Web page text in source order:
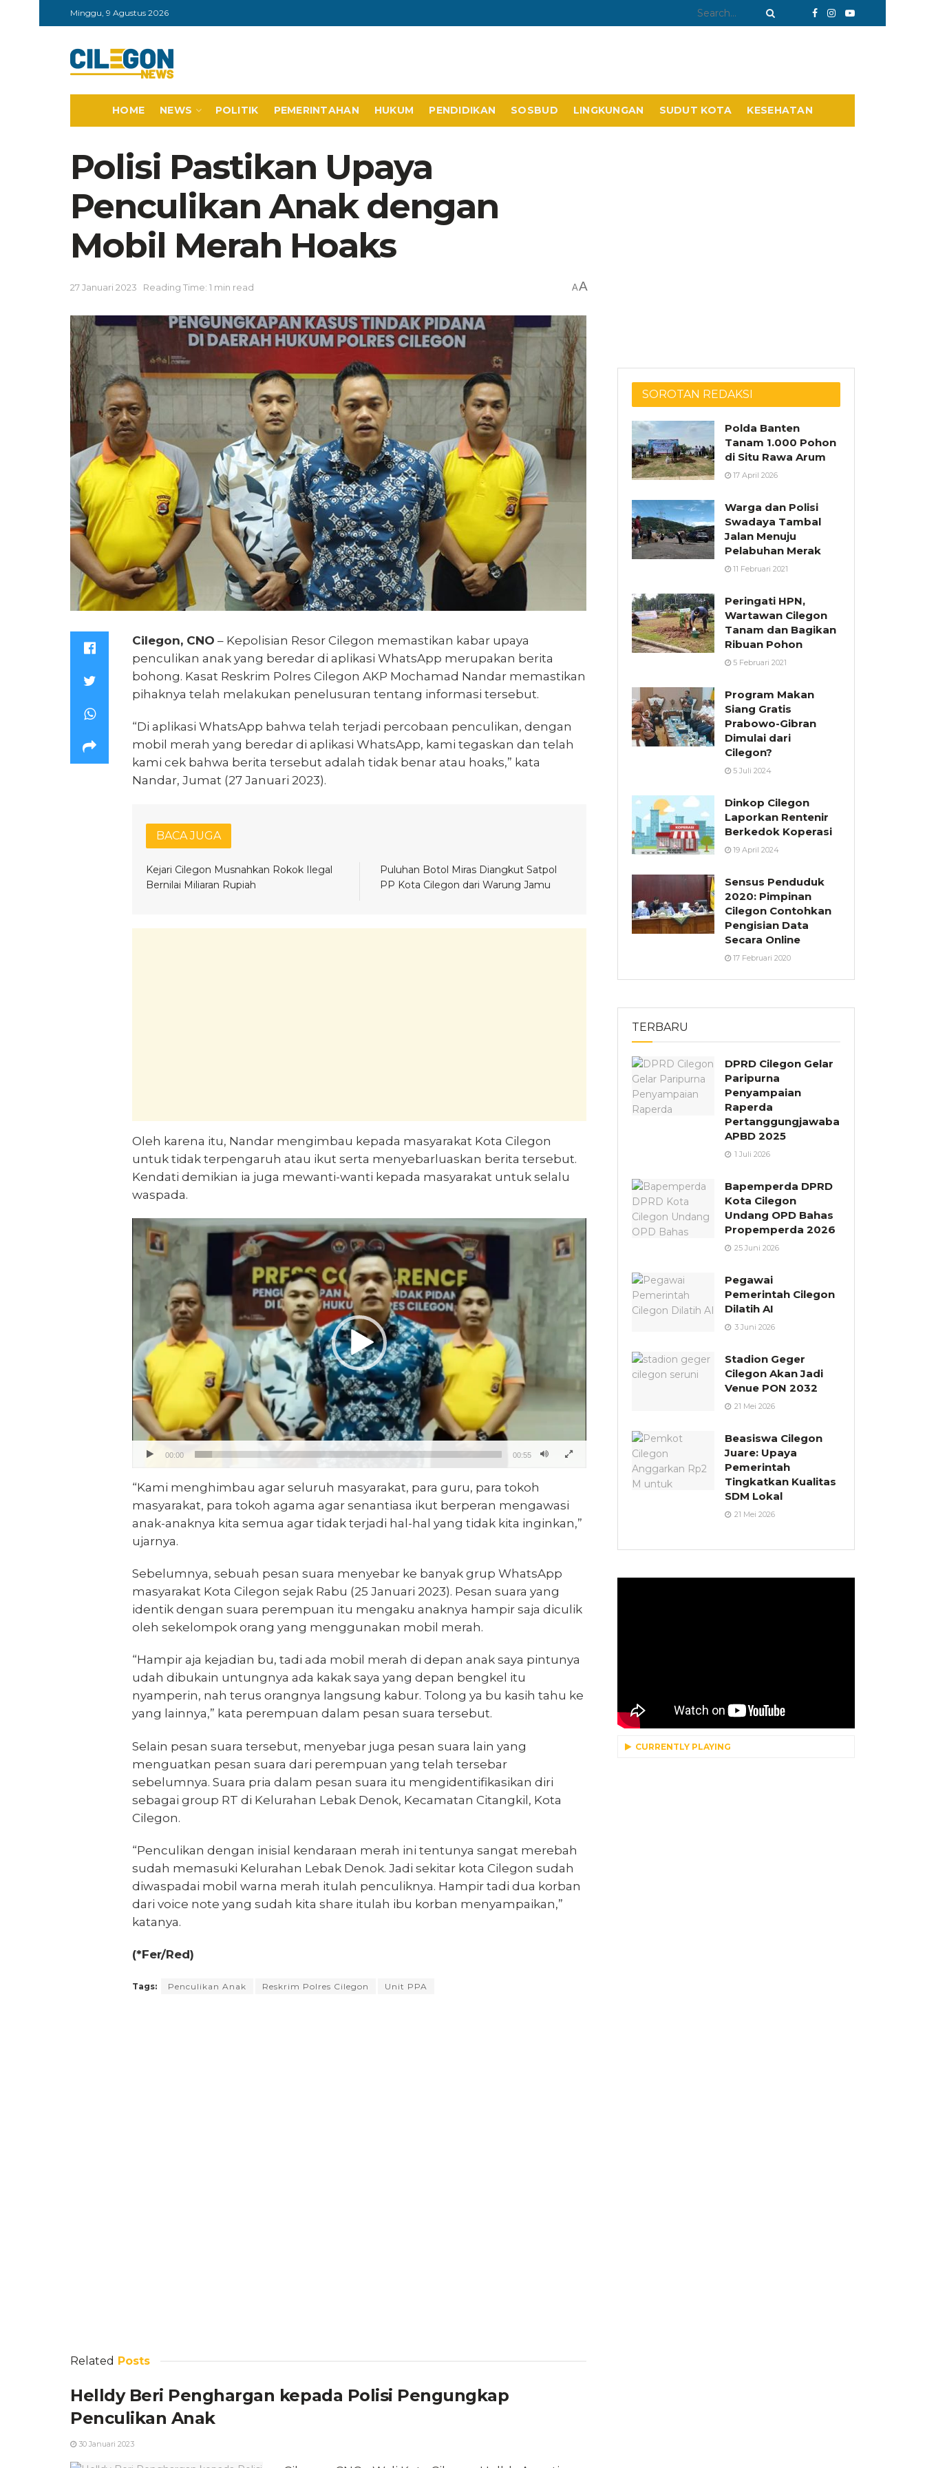
Minggu, 9 Agustus 2026
HOME NEWS POLITIK PEMERINTAHAN HUKUM PENDIDIKAN SOSBUD LINGKUNGAN SUDUT KOTA KESEHATAN
Polisi Pastikan Upaya
Penculikan Anak dengan
Mobil Merah Hoaks
27 Januari 2023 Reading Time: 1 min read AA
Cilegon, CNO – Kepolisian Resor Cilegon memastikan kabar upaya
penculikan anak yang beredar di aplikasi WhatsApp merupakan berita
bohong. Kasat Reskrim Polres Cilegon AKP Mochamad Nandar memastikan
pihaknya telah melakukan penelusuran tentang informasi tersebut.
“Di aplikasi WhatsApp bahwa telah terjadi percobaan penculikan, dengan
mobil merah yang beredar di aplikasi WhatsApp, kami tegaskan dan telah
kami cek bahwa berita tersebut adalah tidak benar atau hoaks,” kata
Nandar, Jumat (27 Januari 2023).
BACA JUGA
Kejari Cilegon Musnahkan Rokok Ilegal
Bernilai Miliaran Rupiah
Puluhan Botol Miras Diangkut Satpol
PP Kota Cilegon dari Warung Jamu
Oleh karena itu, Nandar mengimbau kepada masyarakat Kota Cilegon
untuk tidak terpengaruh atau ikut serta menyebarluaskan berita tersebut.
Kendati demikian ia juga mewanti-wanti kepada masyarakat untuk selalu
waspada.
Pemutar
Video
00:00 00:55
“Kami menghimbau agar seluruh masyarakat, para guru, para tokoh
masyarakat, para tokoh agama agar senantiasa ikut berperan mengawasi
anak-anaknya kita semua agar tidak terjadi hal-hal yang tidak kita inginkan,”
ujarnya.
Sebelumnya, sebuah pesan suara menyebar ke banyak grup WhatsApp
masyarakat Kota Cilegon sejak Rabu (25 Januari 2023). Pesan suara yang
identik dengan suara perempuan itu mengaku anaknya hampir saja diculik
oleh sekelompok orang yang menggunakan mobil merah.
“Hampir aja kejadian bu, tadi ada mobil merah di depan anak saya pintunya
udah dibukain untungnya ada kakak saya yang depan bengkel itu
nyamperin, nah terus orangnya langsung kabur. Tolong ya bu kasih tahu ke
yang lainnya,” kata perempuan dalam pesan suara tersebut.
Selain pesan suara tersebut, menyebar juga pesan suara lain yang
menguatkan pesan suara dari perempuan yang telah tersebar
sebelumnya. Suara pria dalam pesan suara itu mengidentifikasikan diri
sebagai group RT di Kelurahan Lebak Denok, Kecamatan Citangkil, Kota
Cilegon.
“Penculikan dengan inisial kendaraan merah ini tentunya sangat merebah
sudah memasuki Kelurahan Lebak Denok. Jadi sekitar kota Cilegon sudah
diwaspadai mobil warna merah itulah penculiknya. Hampir tadi dua korban
dari voice note yang sudah kita share itulah ibu korban menyampaikan,”
katanya.
(*Fer/Red)
Tags: Penculikan Anak Reskrim Polres Cilegon Unit PPA
Related Posts
Helldy Beri Penghargan kepada Polisi Pengungkap
Penculikan Anak
30 Januari 2023
SOROTAN REDAKSI
Polda Banten
Tanam 1.000 Pohon
di Situ Rawa Arum
17 April 2026
Warga dan Polisi
Swadaya Tambal
Jalan Menuju
Pelabuhan Merak
11 Februari 2021
Peringati HPN,
Wartawan Cilegon
Tanam dan Bagikan
Ribuan Pohon
5 Februari 2021
Program Makan
Siang Gratis
Prabowo-Gibran
Dimulai dari
Cilegon?
5 Juli 2024
Dinkop Cilegon
Laporkan Rentenir
Berkedok Koperasi
19 April 2024
Sensus Penduduk
2020: Pimpinan
Cilegon Contohkan
Pengisian Data
Secara Online
17 Februari 2020
TERBARU
DPRD Cilegon Gelar
Paripurna
Penyampaian
Raperda
Pertanggungjawaban
APBD 2025
1 Juli 2026
Bapemperda DPRD
Kota Cilegon
Undang OPD Bahas
Propemperda 2026
25 Juni 2026
Pegawai
Pemerintah Cilegon
Dilatih AI
3 Juni 2026
Stadion Geger
Cilegon Akan Jadi
Venue PON 2032
21 Mei 2026
Beasiswa Cilegon
Juare: Upaya
Pemerintah
Tingkatkan Kualitas
SDM Lokal
21 Mei 2026
CURRENTLY PLAYING